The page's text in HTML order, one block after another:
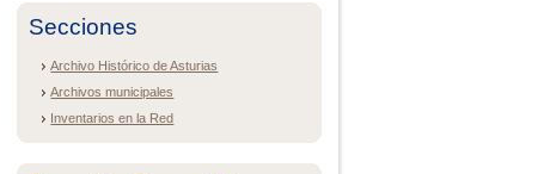
Secciones
Archivo Histórico de Asturias
Archivos municipales
Inventarios en la Red